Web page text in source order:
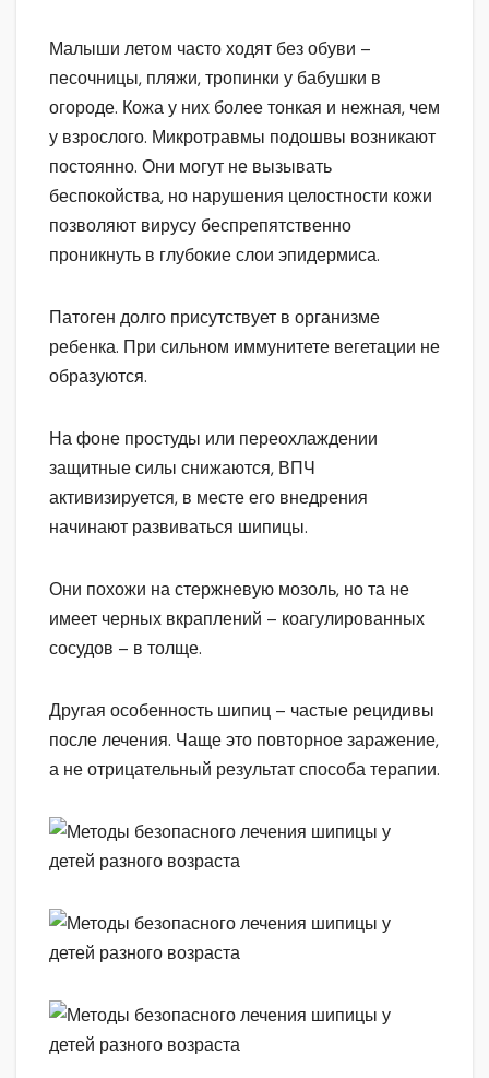
Малыши летом часто ходят без обуви –
песочницы, пляжи, тропинки у бабушки в
огороде. Кожа у них более тонкая и нежная, чем
у взрослого. Микротравмы подошвы возникают
постоянно. Они могут не вызывать
беспокойства, но нарушения целостности кожи
позволяют вирусу беспрепятственно
проникнуть в глубокие слои эпидермиса.
Патоген долго присутствует в организме
ребенка. При сильном иммунитете вегетации не
образуются.
На фоне простуды или переохлаждении
защитные силы снижаются, ВПЧ
активизируется, в месте его внедрения
начинают развиваться шипицы.
Они похожи на стержневую мозоль, но та не
имеет черных вкраплений – коагулированных
сосудов – в толще.
Другая особенность шипиц – частые рецидивы
после лечения. Чаще это повторное заражение,
а не отрицательный результат способа терапии.